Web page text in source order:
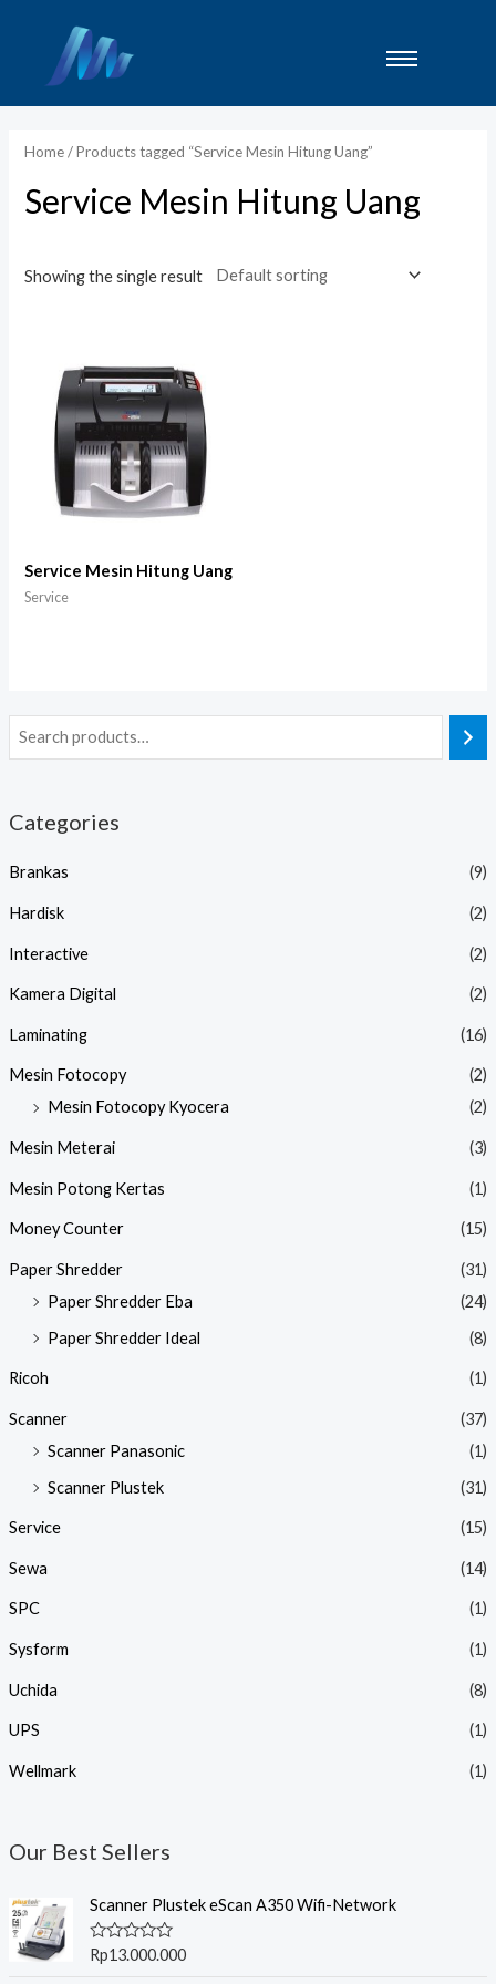
Categories
Brankas (9)
Hardisk (2)
Interactive (2)
Kamera Digital (2)
Laminating (16)
Mesin Fotocopy
(2)
Mesin Fotocopy Kyocera
(2)
Mesin Meterai (3)
Mesin Potong Kertas (1)
Money Counter (15)
Paper Shredder
(31)
Paper Shredder Eba
(24)
Paper Shredder Ideal
(8)
Ricoh (1)
Scanner
(37)
Scanner Panasonic
(1)
Scanner Plustek
(31)
Service (15)
Sewa (14)
SPC (1)
Sysform (1)
Uchida (8)
UPS (1)
Wellmark (1)
Our Best Sellers
Scanner Plustek eScan A350 Wifi-Network
R
Rp13.000.000
Home/ Products tagged “Service Mesin Hitung Uang”
Service Mesin Hitung Uang
Showing the single result
Service Mesin Hitung Uang
Service